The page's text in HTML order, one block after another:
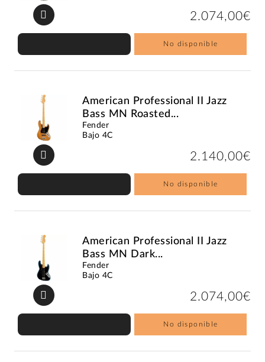
2.074,00€
No disponible
American Professional II Jazz
Bass MN Roasted...
Fender
Bajo 4C
2.140,00€
No disponible
American Professional II Jazz
Bass MN Dark...
Fender
Bajo 4C
2.074,00€
No disponible